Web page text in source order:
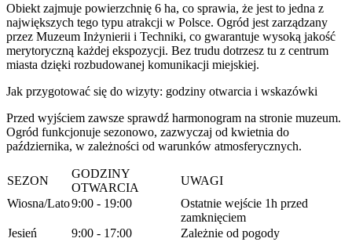
Obiekt zajmuje powierzchnię 6 ha, co sprawia, że jest to jedna z
największych tego typu atrakcji w Polsce. Ogród jest zarządzany
przez Muzeum Inżynierii i Techniki, co gwarantuje wysoką jakość
merytoryczną każdej ekspozycji. Bez trudu dotrzesz tu z centrum
miasta dzięki rozbudowanej komunikacji miejskiej.
Jak przygotować się do wizyty: godziny otwarcia i wskazówki
Przed wyjściem zawsze sprawdź harmonogram na stronie muzeum.
Ogród funkcjonuje sezonowo, zazwyczaj od kwietnia do
października, w zależności od warunków atmosferycznych.
SEZON
GODZINY
OTWARCIA
UWAGI
Wiosna/Lato9:00 - 19:00
Ostatnie wejście 1h przed
zamknięciem
Jesień
9:00 - 17:00
Zależnie od pogody